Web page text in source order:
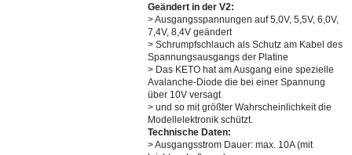
Geändert in der V2:
> Ausgangsspannungen auf 5,0V, 5,5V, 6,0V,
7,4V, 8,4V geändert
> Schrumpfschlauch als Schutz am Kabel des
Spannungsausgangs der Platine
> Das KETO hat am Ausgang eine spezielle
Avalanche-Diode die bei einer Spannung
über 10V versagt
> und so mit größter Wahrscheinlichkeit die
Modellelektronik schützt.
Technische Daten:
> Ausgangsstrom Dauer: max. 10A (mit